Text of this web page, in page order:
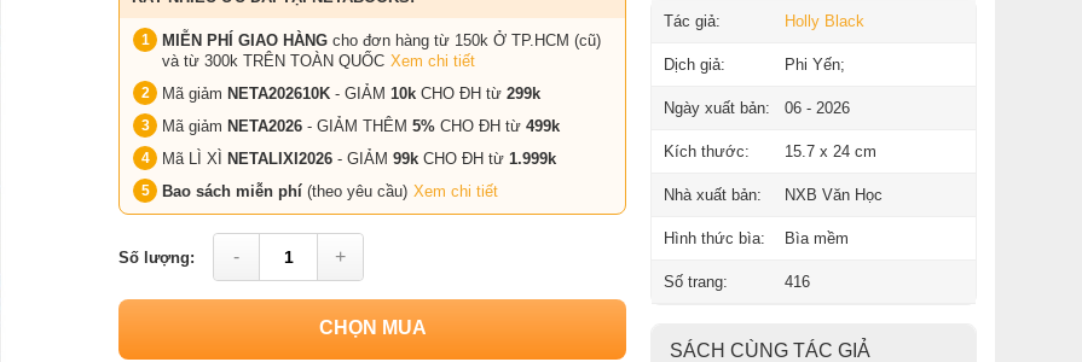
MIỄN PHÍ GIAO HÀNG cho đơn hàng từ 150k Ở TP.HCM (cũ)
và từ 300k TRÊN TOÀN QUỐC Xem chi tiết
Mã giảm NETA202610K - GIẢM 10k CHO ĐH từ 299k
Mã giảm NETA2026 - GIẢM THÊM 5% CHO ĐH từ 499k
Mã LÌ XÌ
NETALIXI2026 - GIẢM 99k CHO ĐH từ 1.999k
Bao sách miễn phí (theo yêu cầu) Xem chi tiết
Số lượng: - +
CHỌN MUA
Tác giả: Holly Black
Dịch giả: Phi Yến;
Ngày xuất bản: 06 - 2026
Kích thước: 15.7 x 24 cm
Nhà xuất bản: NXB Văn Học
Hình thức bìa: Bìa mềm
Số trang: 416
SÁCH CÙNG TÁC GIẢ